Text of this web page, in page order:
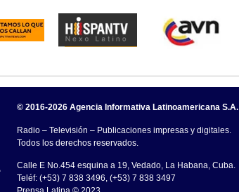
© 2016-2026 Agencia Informativa Latinoamericana S.A.
Radio – Televisión – Publicaciones impresas y digitales.
Todos los derechos reservados.
Calle E No.454 esquina a 19, Vedado, La Habana, Cuba.
Teléf: (+53) 7 838 3496, (+53) 7 838 3497